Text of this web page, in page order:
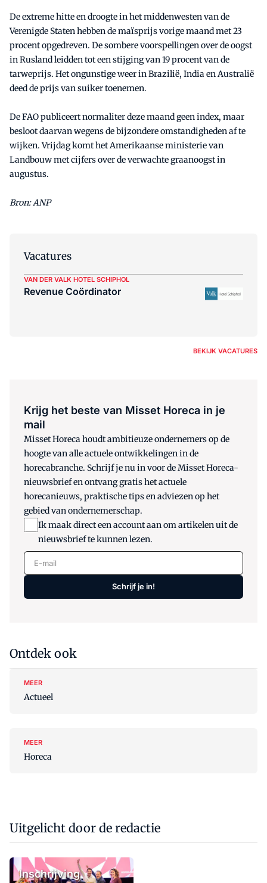
De extreme hitte en droogte in het middenwesten van de
Verenigde Staten hebben de maïsprijs vorige maand met 23
procent opgedreven. De sombere voorspellingen over de oogst
in Rusland leidden tot een stijging van 19 procent van de
tarweprijs. Het ongunstige weer in Brazilië, India en Australië
deed de prijs van suiker toenemen.
De FAO publiceert normaliter deze maand geen index, maar
besloot daarvan wegens de bijzondere omstandigheden af te
wijken. Vrijdag komt het Amerikaanse ministerie van
Landbouw met cijfers over de verwachte graanoogst in
augustus.
Bron: ANP
Vacatures
VAN DER VALK HOTEL SCHIPHOL
Revenue Coördinator
BEKIJK VACATURES
Krijg het beste van Misset Horeca in je
mail
Misset Horeca houdt ambitieuze ondernemers op de
hoogte van alle actuele ontwikkelingen in de
horecabranche. Schrijf je nu in voor de Misset Horeca-
nieuwsbrief en ontvang gratis het actuele
horecanieuws, praktische tips en adviezen op het
gebied van ondernemerschap.
Ik maak direct een account aan om artikelen uit de
nieuwsbrief te kunnen lezen.
E-mail
Schrijf je in!
Ontdek ook
MEER
Actueel
MEER
Horeca
Uitgelicht door de redactie
Inschrijving